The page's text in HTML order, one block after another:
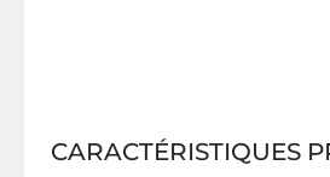
CARACTÉRISTIQUES